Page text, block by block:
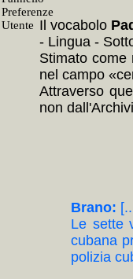
Il vocabolo
- Lingua -
Stimato come
nel campo
Attraverso
non
Brano:
Le sette
cubana
polizia